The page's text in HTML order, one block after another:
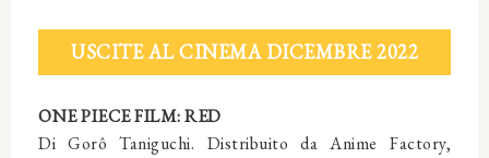
USCITE AL CINEMA DICEMBRE 2022
ONE PIECE FILM: RED
Di Gorô Taniguchi. Distribuito da Anime Factory,